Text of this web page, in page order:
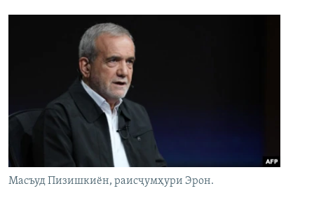
Масъуд Пизишкиён, раисҷумҳури Эрон.